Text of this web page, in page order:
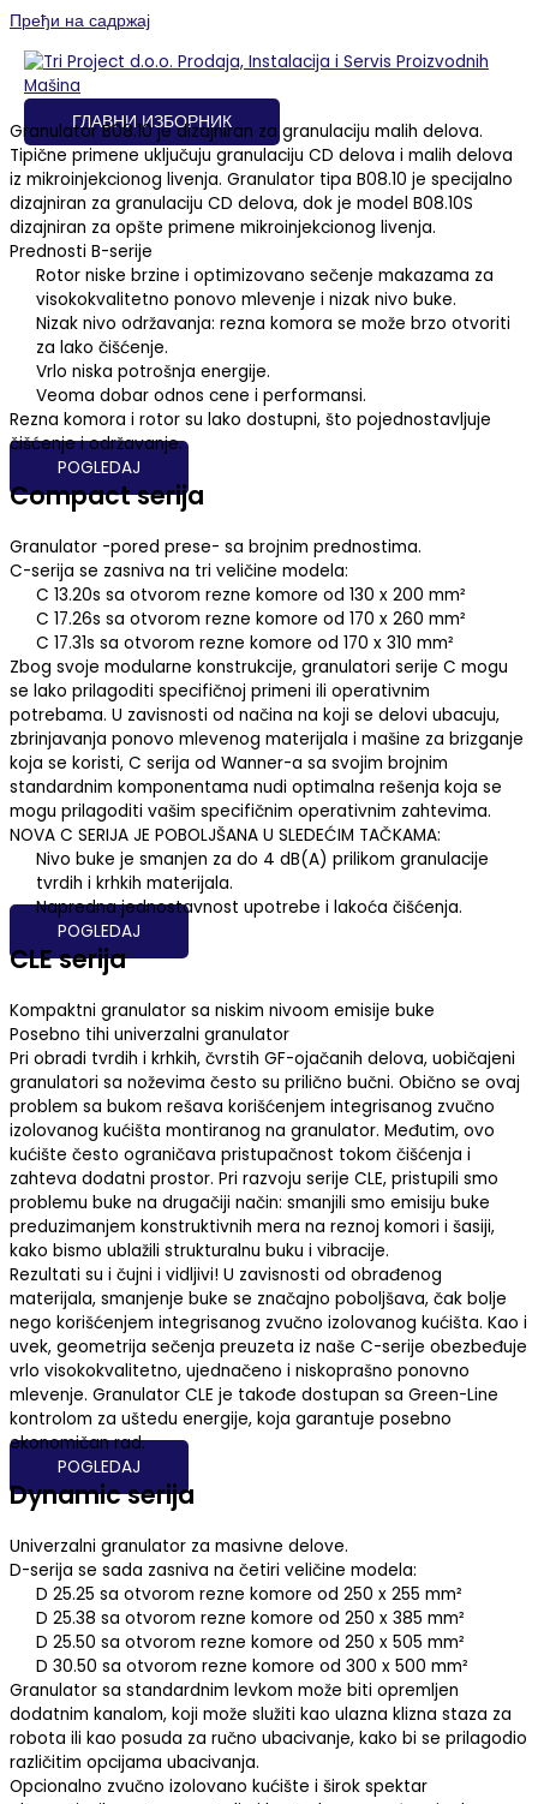
Пређи на садржај
ГЛАВНИ ИЗБОРНИК
Wanner Technik GmbH – Granulatori
Baby serija
Granulator B08.10 je dizajniran za granulaciju malih delova.
Tipične primene uključuju granulaciju CD delova i malih delova
iz mikroinjekcionog livenja. Granulator tipa B08.10 je specijalno
dizajniran za granulaciju CD delova, dok je model B08.10S
dizajniran za opšte primene mikroinjekcionog livenja.
Prednosti B-serije
Rotor niske brzine i optimizovano sečenje makazama za
visokokvalitetno ponovo mlevenje i nizak nivo buke.
Nizak nivo održavanja: rezna komora se može brzo otvoriti
za lako čišćenje.
Vrlo niska potrošnja energije.
Veoma dobar odnos cene i performansi.
Rezna komora i rotor su lako dostupni, što pojednostavljuje
čišćenje i održavanje.
POGLEDAJ
Compact serija
Granulator -pored prese- sa brojnim prednostima.
C-serija se zasniva na tri veličine modela:
C 13.20s sa otvorom rezne komore od 130 x 200 mm²
C 17.26s sa otvorom rezne komore od 170 x 260 mm²
C 17.31s sa otvorom rezne komore od 170 x 310 mm²
Zbog svoje modularne konstrukcije, granulatori serije C mogu
se lako prilagoditi specifičnoj primeni ili operativnim
potrebama. U zavisnosti od načina na koji se delovi ubacuju,
zbrinjavanja ponovo mlevenog materijala i mašine za brizganje
koja se koristi, C serija od Wanner-a sa svojim brojnim
standardnim komponentama nudi optimalna rešenja koja se
mogu prilagoditi vašim specifičnim operativnim zahtevima.
NOVA C SERIJA JE POBOLJŠANA U SLEDEĆIM TAČKAMA:
Nivo buke je smanjen za do 4 dB(A) prilikom granulacije
tvrdih i krhkih materijala.
Napredna jednostavnost upotrebe i lakoća čišćenja.
POGLEDAJ
CLE serija
Kompaktni granulator sa niskim nivoom emisije buke
Posebno tihi univerzalni granulator
Pri obradi tvrdih i krhkih, čvrstih GF-ojačanih delova, uobičajeni
granulatori sa noževima često su prilično bučni. Obično se ovaj
problem sa bukom rešava korišćenjem integrisanog zvučno
izolovanog kućišta montiranog na granulator. Međutim, ovo
kućište često ograničava pristupačnost tokom čišćenja i
zahteva dodatni prostor. Pri razvoju serije CLE, pristupili smo
problemu buke na drugačiji način: smanjili smo emisiju buke
preduzimanjem konstruktivnih mera na reznoj komori i šasiji,
kako bismo ublažili strukturalnu buku i vibracije.
Rezultati su i čujni i vidljivi! U zavisnosti od obrađenog
materijala, smanjenje buke se značajno poboljšava, čak bolje
nego korišćenjem integrisanog zvučno izolovanog kućišta. Kao i
uvek, geometrija sečenja preuzeta iz naše C-serije obezbeđuje
vrlo visokokvalitetno, ujednačeno i niskoprašno ponovno
mlevenje. Granulator CLE je takođe dostupan sa Green-Line
kontrolom za uštedu energije, koja garantuje posebno
ekonomičan rad.
POGLEDAJ
Dynamic serija
Univerzalni granulator za masivne delove.
D-serija se sada zasniva na četiri veličine modela:
D 25.25 sa otvorom rezne komore od 250 x 255 mm²
D 25.38 sa otvorom rezne komore od 250 x 385 mm²
D 25.50 sa otvorom rezne komore od 250 x 505 mm²
D 30.50 sa otvorom rezne komore od 300 x 500 mm²
Granulator sa standardnim levkom može biti opremljen
dodatnim kanalom, koji može služiti kao ulazna klizna staza za
robota ili kao posuda za ručno ubacivanje, kako bi se prilagodio
različitim opcijama ubacivanja.
Opcionalno zvučno izolovano kućište i širok spektar